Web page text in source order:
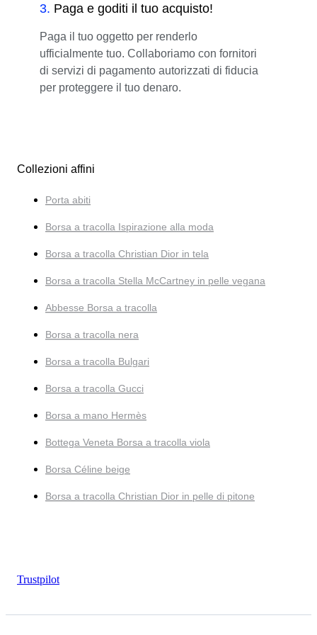
3. Paga e goditi il tuo acquisto!
Paga il tuo oggetto per renderlo
ufficialmente tuo. Collaboriamo con fornitori
di servizi di pagamento autorizzati di fiducia
per proteggere il tuo denaro.
Collezioni affini
Porta abiti
Borsa a tracolla Ispirazione alla moda
Borsa a tracolla Christian Dior in tela
Borsa a tracolla Stella McCartney in pelle vegana
Abbesse Borsa a tracolla
Borsa a tracolla nera
Borsa a tracolla Bulgari
Borsa a tracolla Gucci
Borsa a mano Hermès
Bottega Veneta Borsa a tracolla viola
Borsa Céline beige
Borsa a tracolla Christian Dior in pelle di pitone
Trustpilot